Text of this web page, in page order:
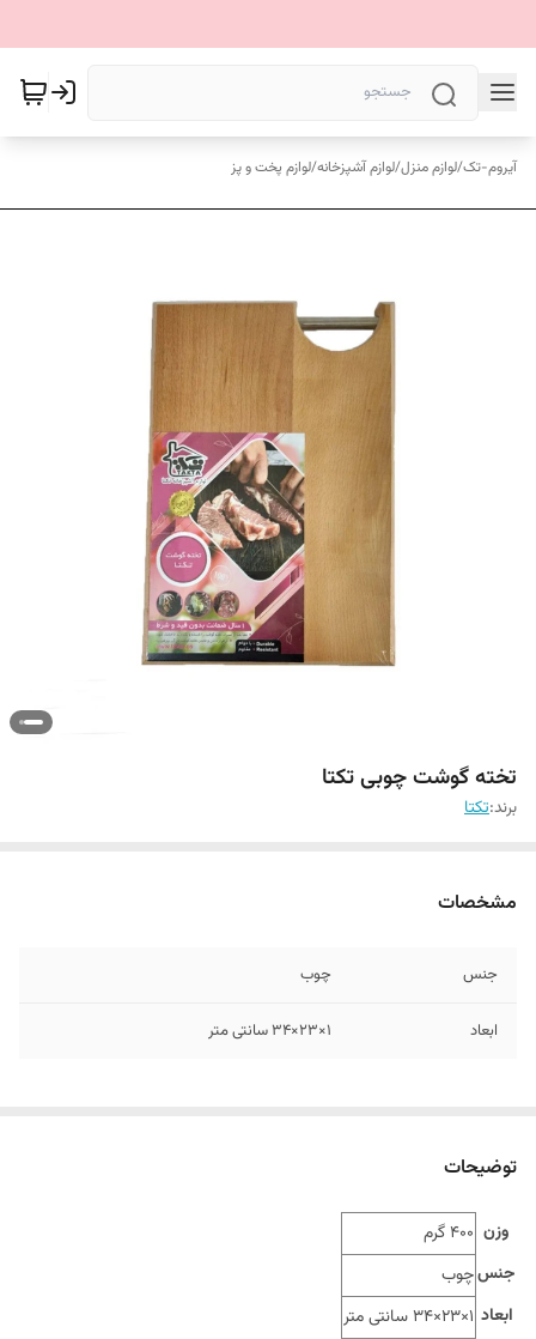
آیروم-تک/لوازم منزل/لوازم آشپزخانه/لوازم پخت و پز
تخته گوشت چوبی تکتا
برند:تکتا
مشخصات
جنس چوب
ابعاد 1×23×34 سانتی متر
توضیحات
وزن 400 گرم
جنسچوب
ابعاد 1×23×34 سانتی متر